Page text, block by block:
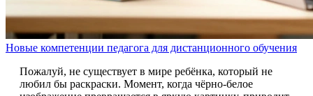
Новые компетенции педагога для дистанционного обучения
Пожалуй, не существует в мире ребёнка, который не
любил бы раскраски. Момент, когда чёрно-белое